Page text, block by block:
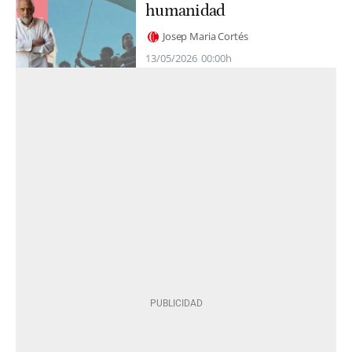
humanidad
Josep Maria Cortés
13/05/2026 00:00h